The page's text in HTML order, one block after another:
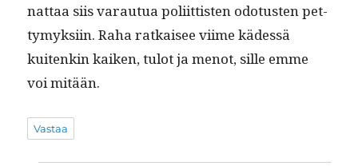
nat­taa siis varautua poli­it­tis­ten odotusten pet­
tymyk­si­in. Raha ratkaisee viime kädessä
kuitenkin kaiken, tulot ja menot, sille emme
voi mitään.
Vastaa